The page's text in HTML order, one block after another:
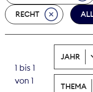
RECHT
1 bis 1
von 1
JAHR
THEMA